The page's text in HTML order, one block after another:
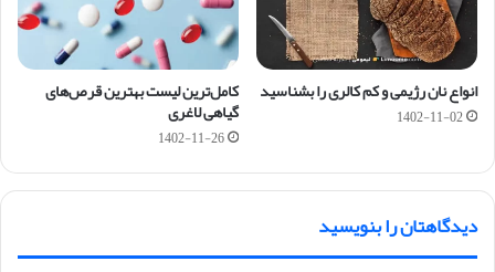
انواع نان رژیمی و کم کالری را بشناسید
1402-11-02
کامل‌ترین لیست بهترین قرص‌های
گیاهی لاغری
1402-11-26
دیدگاهتان را بنویسید